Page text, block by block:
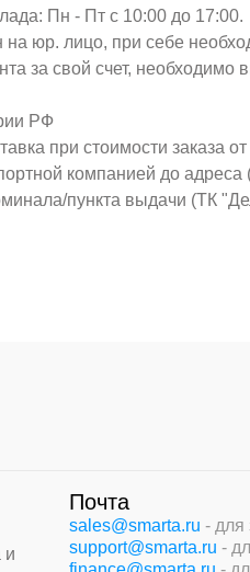
Пн - Пт с 10:00 до 17:00.
юр. лицо, при себе
за свой счет,
РФ
при стоимости заказа
компанией до
пункта выдачи (ТК
и
Почта
sales@smarta.ru - для
support@smarta.ru -